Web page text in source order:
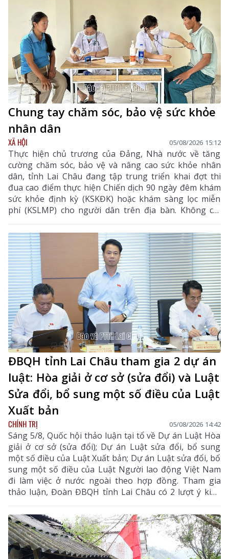
Chung tay chăm sóc, bảo vệ sức khỏe
nhân dân
XÃ HỘI 05/08/2026 15:12
Thực hiện chủ trương của Đảng, Nhà nước về tăng
cường chăm sóc, bảo vệ và nâng cao sức khỏe nhân
dân, tỉnh Lai Châu đang tập trung triển khai đợt thi
đua cao điểm thực hiện Chiến dịch 90 ngày đêm khám
sức khỏe định kỳ (KSKĐK) hoặc khám sàng lọc miễn
phí (KSLMP) cho người dân trên địa bàn. Không chỉ
góp phần phát hiện sớm bệnh tật, nâng cao chất
lượng chăm sóc sức khỏe (CSSK) ban đầu, chương
trình còn lan tỏa tinh thần trách nhiệm, y đức và sự
tận tâm của đội ngũ cán bộ y tế, hướng tới mục tiêu
mọi người dân đều được tiếp cận dịch vụ y tế công
bằng, chất lượng và nhân văn.
ĐBQH tỉnh Lai Châu tham gia 2 dự án
luật: Hòa giải ở cơ sở (sửa đổi) và Luật
Sửa đổi, bổ sung một số điều của Luật
Xuất bản
CHÍNH TRỊ 05/08/2026 14:42
Sáng 5/8, Quốc hội thảo luận tại tổ về Dự án Luật Hòa
giải ở cơ sở (sửa đổi); Dự án Luật sửa đổi, bổ sung
một số điều của Luật Xuất bản; Dự án Luật sửa đổi, bổ
sung một số điều của Luật Người lao động Việt Nam
đi làm việc ở nước ngoài theo hợp đồng. Tham gia
thảo luận, Đoàn ĐBQH tỉnh Lai Châu có 2 lượt ý kiến
đối với Dự án Luật Hòa giải ở cơ sở (sửa đổi) và Dự án
Luật sửa đổi, bổ sung một số điều của Luật Xuất bản.